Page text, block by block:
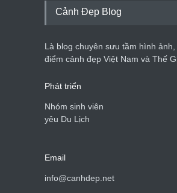
Cảnh Đẹp Blog
Là blog chuyên sưu tầm hình
điểm cảnh đẹp Việt Nam và Thế
Phát triển
Nhóm sinh viên
yêu Du Lịch
Email
info@canhdep.net